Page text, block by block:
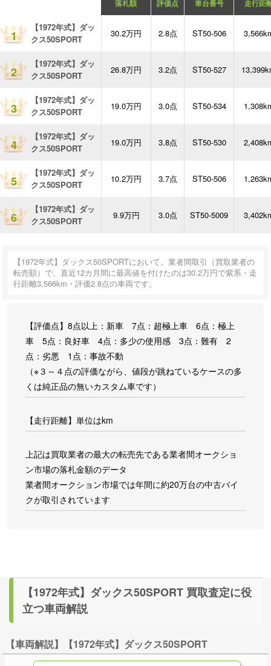
落札額 評価点 車台番号 走行距
1
【1972年式】ダッ
クス50SPORT
30.2万円 2.8点 ST50-506
2
【1972年式】ダッ
クス50SPORT
26.8万円 3.2点 ST50-527
3
【1972年式】ダッ
クス50SPORT
19.0万円 3.0点 ST50-534
4
【1972年式】ダッ
クス50SPORT
19.0万円 3.8点 ST50-530
5
【1972年式】ダッ
クス50SPORT
10.2万円 3.7点 ST50-506
6
【1972年式】ダッ
クス50SPORT
9.9万円 3.0点 ST50-5009
【1972年式】ダックス50SPORTにおいて。業者間取引（買取業者の
転売額）で、直近12カ月間に最高値を付けたのは30.2万円で紫系・走
行距離3,566km・評価2.8点の車両です。
【評価点】8点以上：新車 7点：超極上車 6点：極上
車 5点：良好車 4点：多少の使用感 3点：難有 2
点：劣悪 1点：事故不動
（※３～４点の評価ながら、値段が跳ねているケースの多
くは純正品の無いカスタム車です）
【走行距離】単位はkm
上記は買取業者の最大の転売先である業者間オークショ
ン市場の落札金額のデータ
業者間オークション市場では年間に約20万台の中古バイ
クが取引されています
【1972年式】ダックス50SPORT 買取査定に役
立つ車両解説
【車両解説】【1972年式】ダックス50SPORT